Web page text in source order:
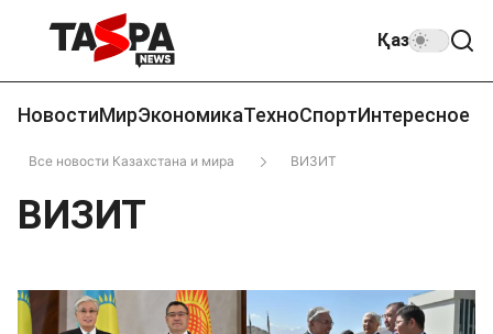
Қаз
НовостиМирЭкономикаТехноСпортИнтересное
Все новости Казахстана и мира ВИЗИТ
ВИЗИТ